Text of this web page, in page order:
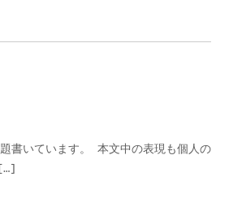
いています。 本文中の表現も個人の